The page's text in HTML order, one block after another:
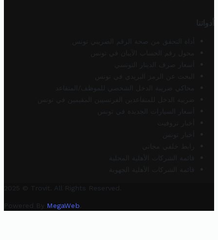
أدواتنا
أداة التحقق من صحة الرقم الضريبي تونس
محول رقم الحساب الآيبان في تونس
أسعار صرف الدينار التونسي
البحث عن الرمز البريدي في تونس
محاكي ضريبة الدخل الشخصي للموظف/المتقاعد
ضريبة الدخل للمتقاعدين الفرنسيين المقيمين في تونس
أسعار السيارات الجديدة في تونس
أخبار تروفيت
أخبار تونس
رابط خلفي مجاني
قائمة الشركات الأهلية المحلية
قائمة الشركات الأهلية الجهوية
2025 © Trovit. All Rights Reserved.
Powered By MegaWeb